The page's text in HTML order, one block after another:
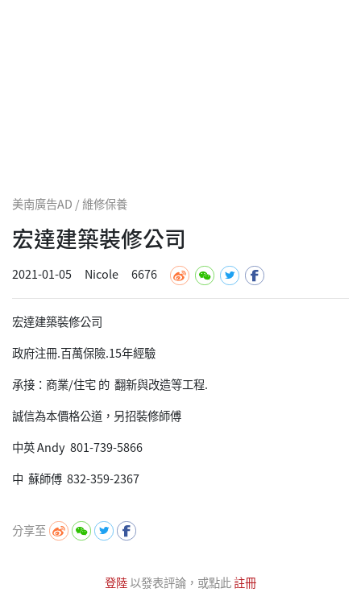
美南廣告AD / 維修保養
宏達建築裝修公司
2021-01-05 Nicole 6676
宏達建築裝修公司
政府注冊.百萬保險.15年經驗
承接：商業/住宅 的 翻新與改造等工程.
誠信為本價格公道，另招裝修師傅
中英 Andy 801-739-5866
中 蘇師傅 832-359-2367
分享至
登陸以發表評論，或點此註冊